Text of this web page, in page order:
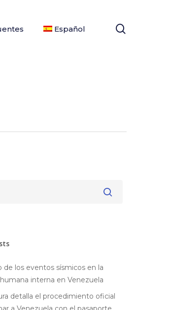
Español
de los eventos sísmicos en la
interna en Venezuela
detalla el procedimiento oficial